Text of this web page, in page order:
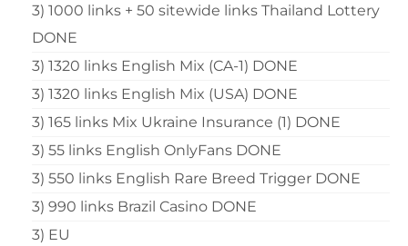
3) 1000 links + 50 sitewide links Thailand Lottery
DONE
3) 1320 links English Mix (CA-1) DONE
3) 1320 links English Mix (USA) DONE
3) 165 links Mix Ukraine Insurance (1) DONE
3) 55 links English OnlyFans DONE
3) 550 links English Rare Breed Trigger DONE
3) 990 links Brazil Casino DONE
3) EU